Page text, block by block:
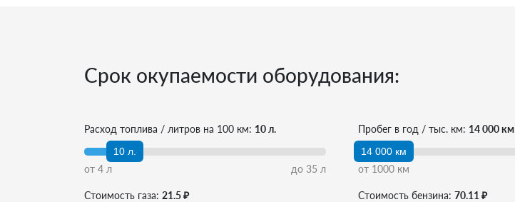
Срок окупаемости оборудования:
Расход топлива / литров на 100 км: 10 л.
10 л.
от 4 л до35 л
Пробег в год / тыс. км: 14 000 км
14 000 км
от 1000 км
Стоимость газа: 21.5 ₽ Стоимость бензина:70.11 ₽